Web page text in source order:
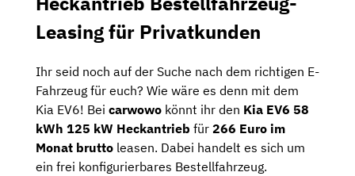
Leasing für Privatkunden
Ihr seid noch auf der Suche nach dem richtigen E-
Fahrzeug für euch? Wie wäre es denn mit dem
Kia EV6! Bei carwowo könnt ihr den Kia EV6 58
kWh 125 kW Heckantrieb für 266 Euro im
Monat brutto leasen. Dabei handelt es sich um
ein frei konfigurierbares Bestellfahrzeug.